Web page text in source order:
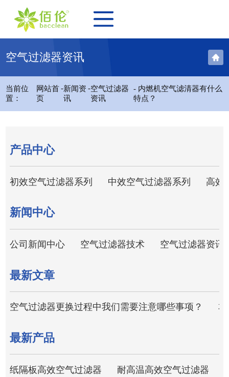
空气过滤器资讯
当前位
置：
网站首
页
-新闻资
讯
-空气过滤器
资讯
- 内燃机空气滤清器有什么
特点？
产品中心
初效空气过滤器系列 中效空气过滤器系列 高效
新闻中心
公司新闻中心 空气过滤器技术 空气过滤器资讯
最新文章
空气过滤器更换过程中我们需要注意哪些事项？
最新产品
纸隔板高效空气过滤器 耐高温高效空气过滤器